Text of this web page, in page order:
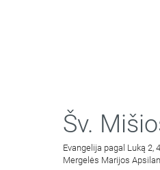
Šv.
Evangelija pagal Luką 2,
Mergelės Marijos